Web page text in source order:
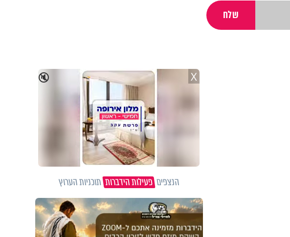
🔇 X
הנצפיםפעילות הידברותתוכניות הערוץ